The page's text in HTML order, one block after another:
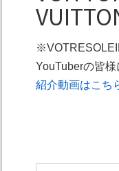
YouTuberの皆
紹介動画はこち